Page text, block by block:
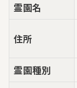
霊園名
住所
霊園種別